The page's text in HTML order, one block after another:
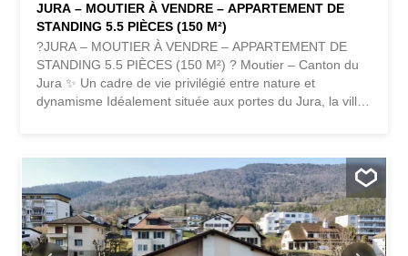
JURA – MOUTIER À VENDRE – APPARTEMENT DE
STANDING 5.5 PIÈCES (150 M²)
?JURA – MOUTIER À VENDRE – APPARTEMENT DE
STANDING 5.5 PIÈCES (150 M²) ? Moutier – Canton du
Jura ✨ Un cadre de vie privilégié entre nature et
dynamisme Idéalement située aux portes du Jura, la ville
son rattachement officiel au canton du Jura au 1er janvier
2026, la commune renforce son attractivité et son identité
régionale. ? Environnement verdoyant et paisible ?️ Ville à
taille humaine, conviviale et dynamique ? Tissu
économique solide et diversifié ? Activités culturelles et
sportives variées ⸻ ? APPARTEMENT 5.5 PIÈCES